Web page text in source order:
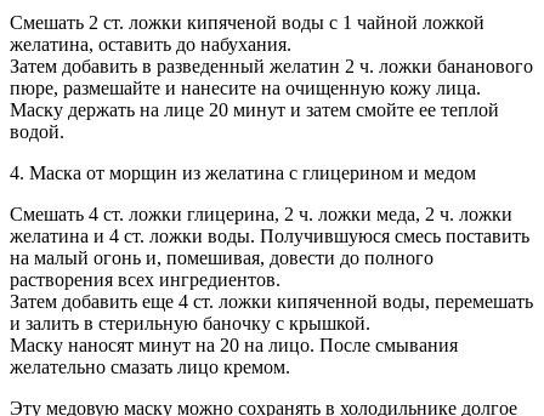
Смешать 2 ст. ложки кипяченой воды с 1 чайной ложкой
желатина, оставить до набухания.
Затем добавить в разведенный желатин 2 ч. ложки бананового
пюре, размешайте и нанесите на очищенную кожу лица.
Маску держать на лице 20 минут и затем смойте ее теплой
водой.
4. Маска от морщин из желатина с глицерином и медом
Смешать 4 ст. ложки глицерина, 2 ч. ложки меда, 2 ч. ложки
желатина и 4 ст. ложки воды. Получившуюся смесь поставить
на малый огонь и, помешивая, довести до полного
растворения всех ингредиентов.
Затем добавить еще 4 ст. ложки кипяченной воды, перемешать
и залить в стерильную баночку с крышкой.
Маску наносят минут на 20 на лицо. После смывания
желательно смазать лицо кремом.
Эту медовую маску можно сохранять в холодильнике долгое